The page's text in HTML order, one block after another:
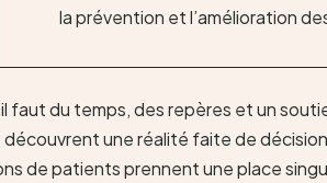
la prévention et l’amélioration
faut du temps, des repères et un
une réalité faite de
de patients prennent une place